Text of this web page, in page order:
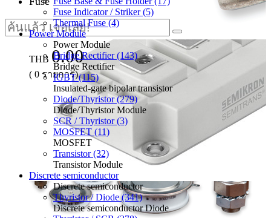
THB 0.00
( 0 รายการ)
Fuse Indicator / Striker (5)
Thermal Fuse (4)
Power Module
Power Module
Bridge Rectifier (143)
Bridge Rectifier
IGBT (115)
Insulated-gate bipolar transistor
Diode/Thyristor (279)
Diode/Thyristor Module
SCR / Thyristor (3)
MOSFET (11)
MOSFET
Transistor (32)
Transistor Module
Discrete semiconductor
Discrete semiconductor
Thyristor / Diode (341)
Discrete semiconductor Diode